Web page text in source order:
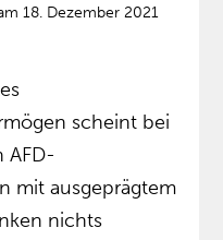
18. Dezember 2021
scheint bei
AFD-
mit ausgeprägtem
nichts